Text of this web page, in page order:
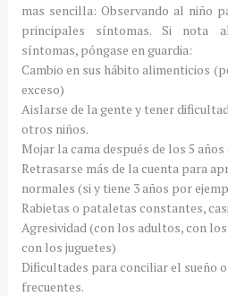
mas sencilla: Observando al niño
principales síntomas. Si nota
síntomas, póngase en guardia:
Cambio en sus hábito alimenticios
exceso)
Aislarse de la gente y tener
otros niños.
Mojar la cama después de los 5 años
Retrasarse más de la cuenta para
normales (si y tiene 3 años por
Rabietas o pataletas constantes,
Agresividad (con los adultos, con
con los juguetes)
Dificultades para conciliar el sueño
frecuentes.